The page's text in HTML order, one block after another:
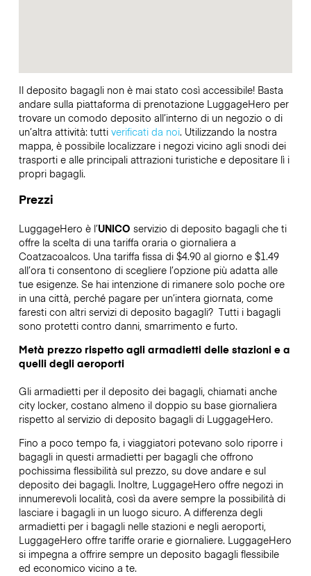
Il deposito bagagli non è mai stato così accessibile! Basta
andare sulla piattaforma di prenotazione LuggageHero per
trovare un comodo deposito all’interno di un negozio o di
un’altra attività: tutti verificati da noi. Utilizzando la nostra
mappa, è possibile localizzare i negozi vicino agli snodi dei
trasporti e alle principali attrazioni turistiche e depositare lì i
propri bagagli.
Prezzi
LuggageHero è l’UNICO servizio di deposito bagagli che ti
offre la scelta di una tariffa oraria o giornaliera a
Coatzacoalcos. Una tariffa fissa di $4.90 al giorno e $1.49
all’ora ti consentono di scegliere l’opzione più adatta alle
tue esigenze. Se hai intenzione di rimanere solo poche ore
in una città, perché pagare per un’intera giornata, come
faresti con altri servizi di deposito bagagli? Tutti i bagagli
sono protetti contro danni, smarrimento e furto.
Metà prezzo rispetto agli armadietti delle stazioni e a
quelli degli aeroporti
Gli armadietti per il deposito dei bagagli, chiamati anche
city locker, costano almeno il doppio su base giornaliera
rispetto al servizio di deposito bagagli di LuggageHero.
Fino a poco tempo fa, i viaggiatori potevano solo riporre i
bagagli in questi armadietti per bagagli che offrono
pochissima flessibilità sul prezzo, su dove andare e sul
deposito dei bagagli. Inoltre, LuggageHero offre negozi in
innumerevoli località, così da avere sempre la possibilità di
lasciare i bagagli in un luogo sicuro. A differenza degli
armadietti per i bagagli nelle stazioni e negli aeroporti,
LuggageHero offre tariffe orarie e giornaliere. LuggageHero
si impegna a offrire sempre un deposito bagagli flessibile
ed economico vicino a te.